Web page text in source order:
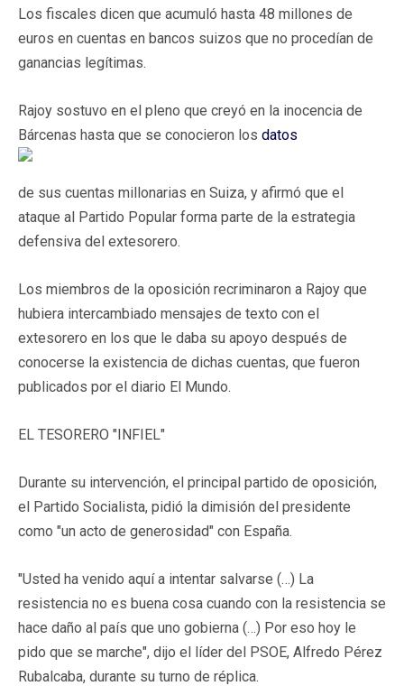
Los fiscales dicen que acumuló hasta 48 millones de
euros en cuentas en bancos suizos que no procedían de
ganancias legítimas.
Rajoy sostuvo en el pleno que creyó en la inocencia de
Bárcenas hasta que se conocieron los datos
de sus cuentas millonarias en Suiza, y afirmó que el
ataque al Partido Popular forma parte de la estrategia
defensiva del extesorero.
Los miembros de la oposición recriminaron a Rajoy que
hubiera intercambiado mensajes de texto con el
extesorero en los que le daba su apoyo después de
conocerse la existencia de dichas cuentas, que fueron
publicados por el diario El Mundo.
EL TESORERO "INFIEL"
Durante su intervención, el principal partido de oposición,
el Partido Socialista, pidió la dimisión del presidente
como "un acto de generosidad" con España.
"Usted ha venido aquí a intentar salvarse (…) La
resistencia no es buena cosa cuando con la resistencia se
hace daño al país que uno gobierna (…) Por eso hoy le
pido que se marche", dijo el líder del PSOE, Alfredo Pérez
Rubalcaba, durante su turno de réplica.